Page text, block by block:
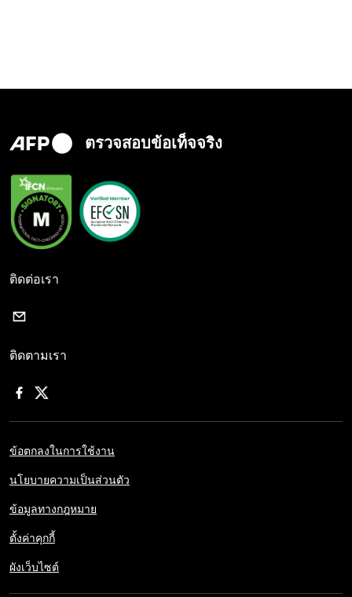
ตรวจสอบข้อเท็จจริง
ติดต่อเรา
ติดตามเรา
ข้อตกลงในการใช้งาน
นโยบายความเป็นส่วนตัว
ข้อมูลทางกฎหมาย
ตั้งค่าคุกกี้
ผังเว็บไซต์